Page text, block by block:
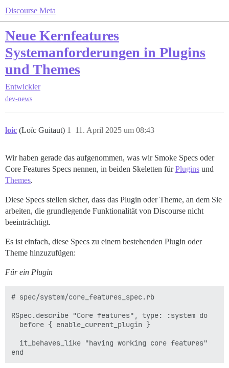
Discourse Meta
Neue Kernfeatures
Systemanforderungen in Plugins
und Themes
Entwickler
dev-news
loic (Loïc Guitaut) 11. April 2025 um 08:43
1
Wir haben gerade das aufgenommen, was wir Smoke Specs oder
Core Features Specs nennen, in beiden Skeletten fürPlugins und
Themes.
Diese Specs stellen sicher, dass das Plugin oder Theme, an dem Sie
arbeiten, die grundlegende Funktionalität von Discourse nicht
beeinträchtigt.
Es ist einfach, diese Specs zu einem bestehenden Plugin oder
Theme hinzuzufügen:
Für ein Plugin
# spec/system/core_features_spec.rb
RSpec.describe "Core features", type: :system do
  before { enable_current_plugin }
  it_behaves_like "having working core features"